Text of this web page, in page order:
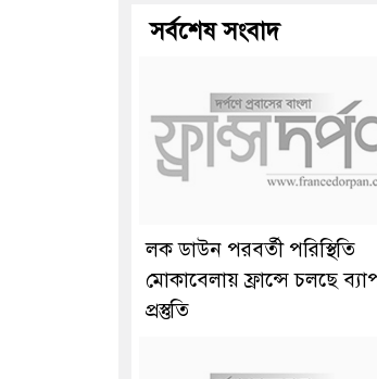
সর্বশেষ সংবাদ
লক ডাউন পরবর্তী পরিস্থিতি
মোকাবেলায় ফ্রান্সে চলছে
প্রস্তুতি